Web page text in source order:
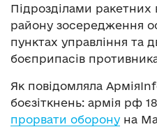
Підрозділами ракетних
району зосередження
пунктах управління та
боєприпасів
Як повідомляла
боєзіткнень: армія рф
прорвати оборону на